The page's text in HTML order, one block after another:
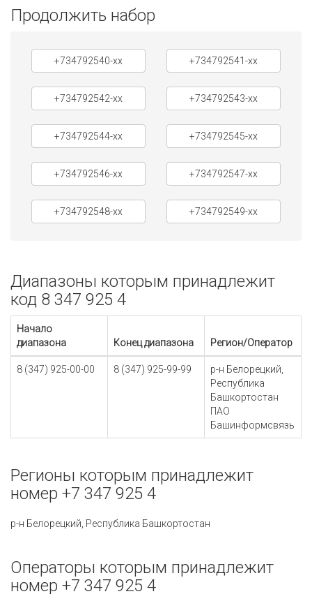
Продолжить набор
+734792540-xx +734792541-xx
+734792542-xx +734792543-xx
+734792544-xx +734792545-xx
+734792546-xx +734792547-xx
+734792548-xx +734792549-xx
Диапазоны которым принадлежит
код 8 347 925 4
Начало
диапазона
Конец диапазона Регион/Оператор
8 (347) 925-00-00 8 (347) 925-99-99
р-н Белорецкий,
Республика
Башкортостан
ПАО
Башинформсвязь
Регионы которым принадлежит
номер +7 347 925 4
р-н Белорецкий, Республика Башкортостан
Операторы которым принадлежит
номер +7 347 925 4